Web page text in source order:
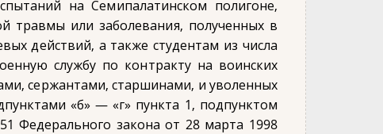
на Семипалатинском полигоне,
травмы или заболевания, полученных в
действий, а также студентам из числа
службу по контракту на воинских
сержантами, старшинами, и уволенных
«б» — «г» пункта 1, подпунктом
Федерального закона от 28 марта 1998